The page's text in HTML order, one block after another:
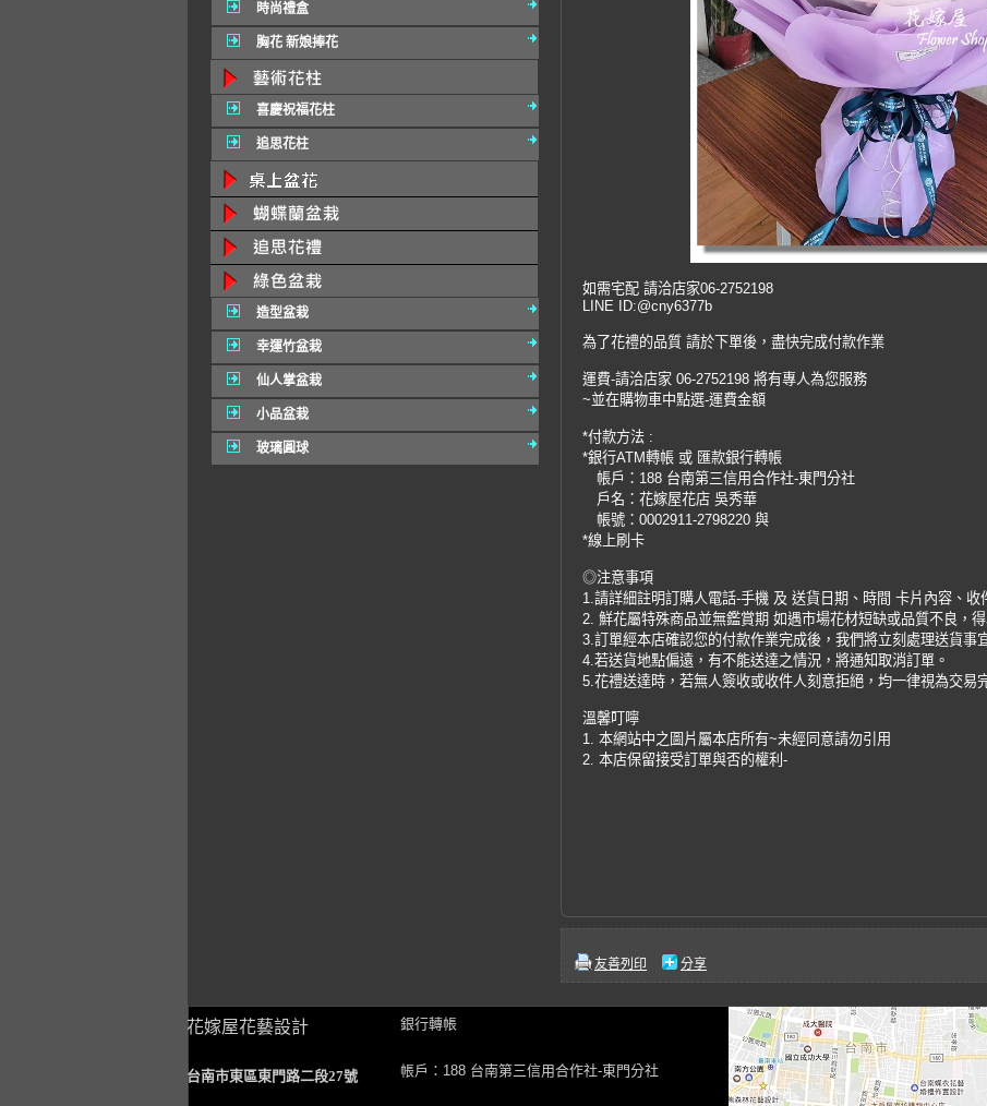
時尚禮盒
胸花 新娘捧花
喜慶祝福花柱
追思花柱
造型盆栽
幸運竹盆栽
仙人掌盆栽
小品盆栽
玻璃圓球
如需宅配 請洽店家06-2752198
LINE ID:@cny6377b
為了花禮的品質 請於下單後，盡快完成付款作業
運費-請洽店家 06-2752198 將有專人為您服務
~並在購物車中點選-運費金額
*付款方法 :
*銀行ATM轉帳 或 匯款銀行轉帳
帳戶：188 台南第三信用合作社-東門分社
戶名：花嫁屋花店 吳秀華
帳號：0002911-2798220 與
*線上刷卡
◎注意事項
1.請詳細註明訂購人電話-手機 及 送貨日期、時間 卡片內容、收
2. 鮮花屬特殊商品並無鑑賞期 如遇市場花材短缺或品質不良，得
3.訂單經本店確認您的付款作業完成後，我們將立刻處理送貨事
4.若送貨地點偏遠，有不能送達之情況，將通知取消訂單。
5.花禮送達時，若無人簽收或收件人刻意拒絕，均一律視為交易
溫馨叮嚀
1. 本網站中之圖片屬本店所有~未經同意請勿引用
2. 本店保留接受訂單與否的權利-
友善列印 分享
花嫁屋花藝設計
台南市東區東門路二段27號
銀行轉帳
帳戶：188 台南第三信用合作社-東門分社